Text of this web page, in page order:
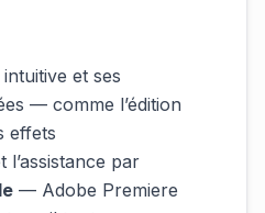
et ses
— comme l’édition
effets
l’assistance par
— Adobe Premiere